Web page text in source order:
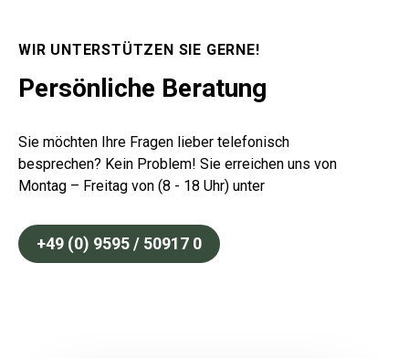
WIR UNTERSTÜTZEN SIE GERNE!
Persönliche Beratung
Sie möchten Ihre Fragen lieber telefonisch
besprechen? Kein Problem! Sie erreichen uns von
Montag – Freitag von (8 - 18 Uhr) unter
+49 (0) 9595 / 50917 0